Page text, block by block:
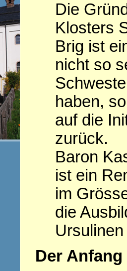
Die
Klosters
Brig ist
nicht so
haben,
auf die
zurück.
Baron
ist ein
im
die
Der Anfang